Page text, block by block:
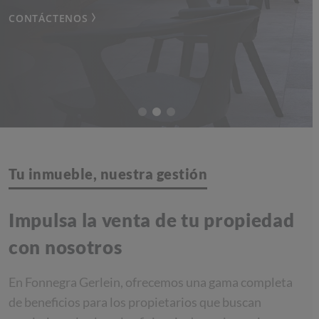
CONTÁCTENOS
CONTÁCTENOS
CONTÁCTENOS
CONTÁCTENOS
CONTÁCTENOS
Tu inmueble, nuestra gestión
Impulsa la venta de tu propiedad
con nosotros
En Fonnegra Gerlein, ofrecemos una gama completa
de beneficios para los propietarios que buscan